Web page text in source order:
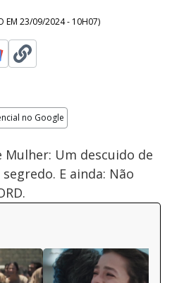
EM 23/09/2024 - 10H07)
no Google
Mulher: Um descuido de
E ainda: Não